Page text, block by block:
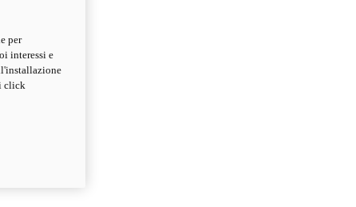
per
interessi e
click